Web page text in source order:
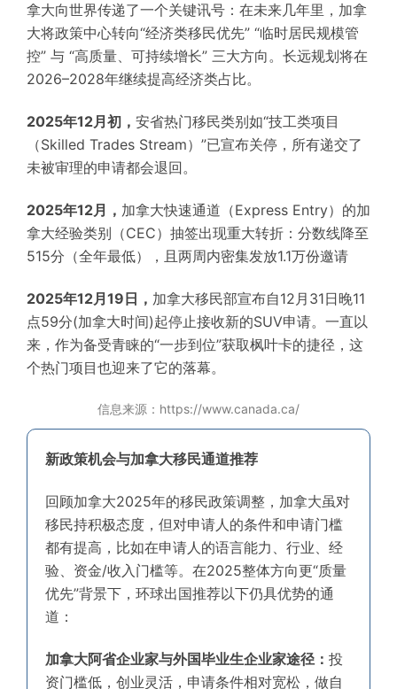
拿大向世界传递了一个关键讯号：在未来几年里，加拿
大将政策中心转向“经济类移民优先” “临时居民规模管
控” 与 “高质量、可持续增长” 三大方向。长远规划将在
2026–2028年继续提高经济类占比。
2025年12月初， 安省热门移民类别如“技工类项目
（Skilled Trades Stream）”已宣布关停，所有递交了
未被审理的申请都会退回。
2025年12月， 加拿大快速通道（Express Entry）的加
拿大经验类别（CEC）抽签出现重大转折：分数线降至
515分（全年最低），且两周内密集发放1.1万份邀请
2025年12月19日， 加拿大移民部宣布自12月31日晚11
点59分(加拿大时间)起停止接收新的SUV申请。一直以
来，作为备受青睐的“一步到位”获取枫叶卡的捷径，这
个热门项目也迎来了它的落幕。
信息来源：https://www.canada.ca/
新政策机会与加拿大移民通道推荐
回顾加拿大2025年的移民政策调整，加拿大虽对
移民持积极态度，但对申请人的条件和申请门槛
都有提高，比如在申请人的语言能力、行业、经
验、资金/收入门槛等。在2025整体方向更“质量
优先”背景下，环球出国推荐以下仍具优势的通
道：
加拿大阿省企业家与外国毕业生企业家途径： 投
资门槛低，创业灵活，申请条件相对宽松，做自